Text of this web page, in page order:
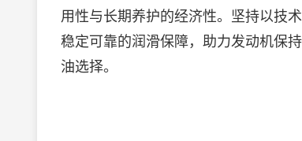
用性与长期养护的经济性。坚持以技
稳定可靠的润滑保障，助力发动机保
油选择。